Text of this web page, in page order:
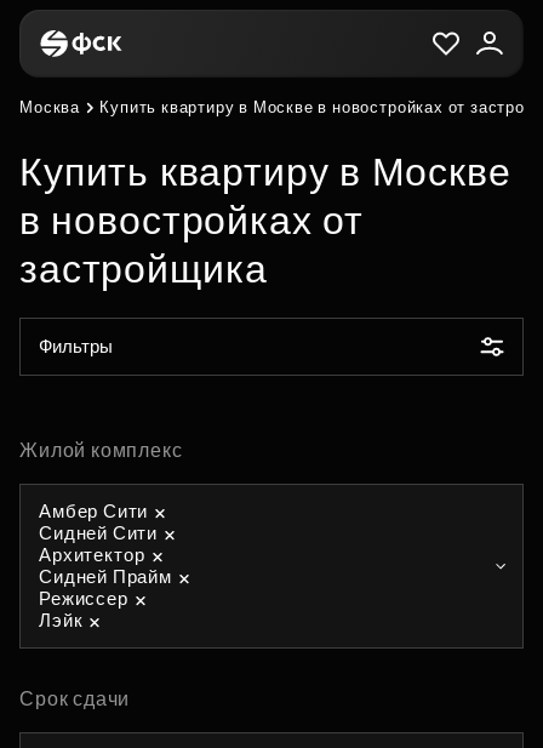
Москва Купить квартиру в Москве в новостройках от
Купить квартиру в Москве
в новостройках от
застройщика
Фильтры
Жилой комплекс
Амбер Сити
Сидней Сити
Архитектор
Сидней Прайм
Режиссер
Лэйк
Срок сдачи